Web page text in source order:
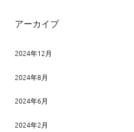
アーカイブ
2024年12月
2024年8月
2024年6月
2024年2月